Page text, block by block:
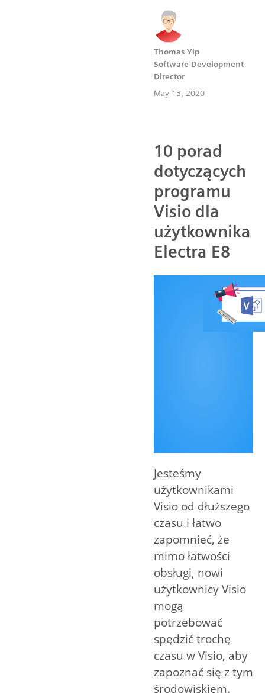
Thomas Yip
Software Development
Director
May 13, 2020
10 porad
dotyczących
programu
Visio dla
użytkownika
Electra E8
Jesteśmy
użytkownikami
Visio od dłuższego
czasu i łatwo
zapomnieć, że
mimo łatwości
obsługi, nowi
użytkownicy Visio
mogą
potrzebować
spędzić trochę
czasu w Visio, aby
zapoznać się z tym
środowiskiem.